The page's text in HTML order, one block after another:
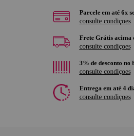
Parcele em até 6x
consulte condiçoes
Frete Grátis acima
consulte condiçoes
3% de desconto no
consulte condiçoes
Entrega em até 4
consulte condiçoes